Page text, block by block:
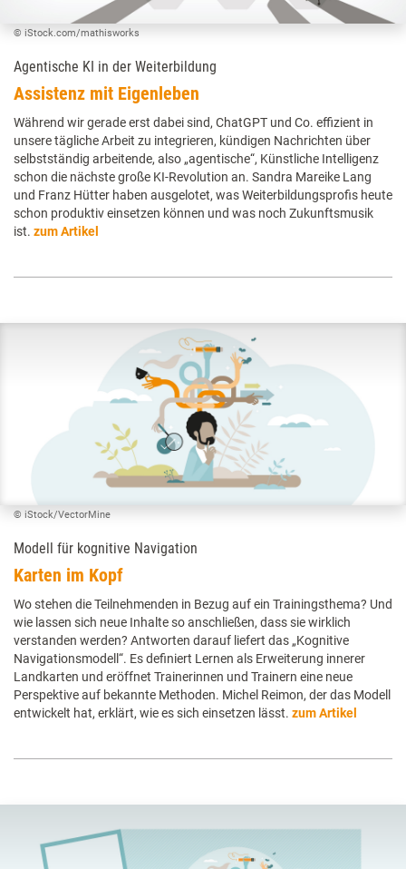
© iStock.com/mathisworks
Agentische KI in der Weiterbildung
Assistenz mit Eigenleben
Während wir gerade erst dabei sind, ChatGPT und Co. effizient in
unsere tägliche Arbeit zu integrieren, kündigen Nachrichten über
selbstständig arbeitende, also „agentische“, Künstliche Intelligenz
schon die nächste große KI-Revolution an. Sandra Mareike Lang
und Franz Hütter haben ausgelotet, was Weiterbildungsprofis heute
schon produktiv einsetzen können und was noch Zukunftsmusik
ist. zum Artikel
© iStock/VectorMine
Modell für kognitive Navigation
Karten im Kopf
Wo stehen die Teilnehmenden in Bezug auf ein Trainingsthema? Und
wie lassen sich neue Inhalte so anschließen, dass sie wirklich
verstanden werden? Antworten darauf liefert das „Kognitive
Navigationsmodell“. Es definiert Lernen als Erweiterung innerer
Landkarten und eröffnet Trainerinnen und Trainern eine neue
Perspektive auf bekannte Methoden. Michel Reimon, der das Modell
entwickelt hat, erklärt, wie es sich einsetzen lässt. zum Artikel